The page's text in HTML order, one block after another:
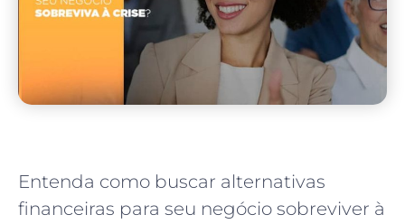
Entenda como buscar alternativas
financeiras para seu negócio sobreviver à